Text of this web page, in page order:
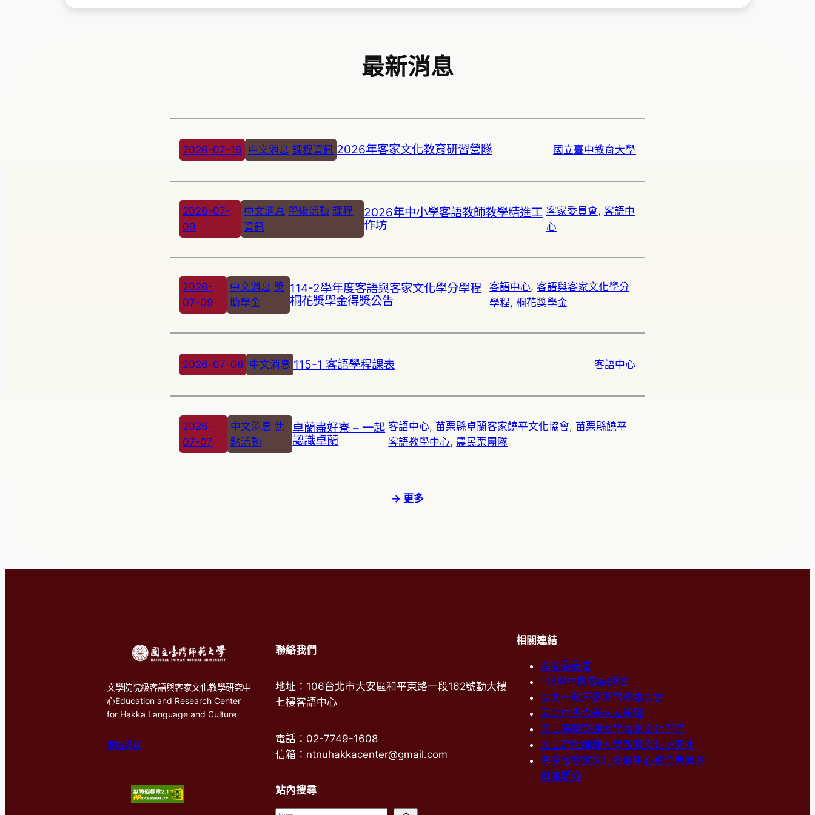
最新消息
2026-07-16 中文消息 課程資訊 2026年客家文化教育研習營隊 國立臺中教育大學
2026-07-
09
中文消息 學術活動 課程
資訊
2026年中小學客語教師教學精進工
作坊
客家委員會, 客語中
心
2026-
07-09
中文消息 獎
助學金
114-2學年度客語與客家文化學分學程
桐花獎學金得獎公告
客語中心, 客語與客家文化學分
學程, 桐花獎學金
2026-07-08 中文消息 115-1 客語學程課表 客語中心
2026-
07-07
中文消息 焦
點活動
卓蘭盡好寮 – 一起
認識卓蘭
客語中心, 苗栗縣卓蘭客家饒平文化協會, 苗栗縣饒平
客語教學中心, 農民栗團隊
→ 更多
文學院院級客語與客家文化教學研究中
心Education and Research Center
for Hakka Language and Culture
網站導覽
聯絡我們
地址：106台北市大安區和平東路一段162號勤大樓
七樓客語中心
電話：02-7749-1608
信箱：ntnuhakkacenter@gmail.com
站內搜尋
相關連結
客家委員會
115學年度客語認證
臺北市政府客家事務委員會
國立中央大學客家學院
國立陽明交通大學客家文化學院
國立高雄師範大學客家文化研究所
客委會客家文化發展中心數位典藏資
料庫簡介